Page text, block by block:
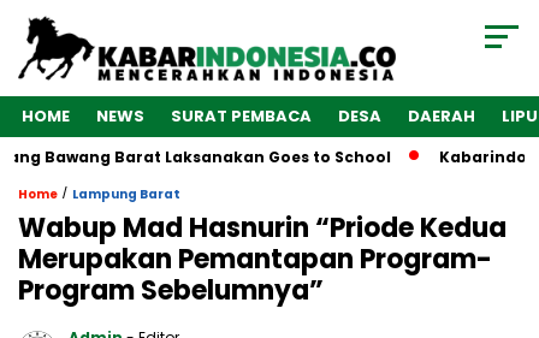
HOME NEWS SURAT PEMBACA DESA DAERAH
Barat Laksanakan Goes to School
Home / Lampung Barat
Wabup Mad Hasnurin “Priode Kedua
Merupakan Pemantapan Program-
Program Sebelumnya”